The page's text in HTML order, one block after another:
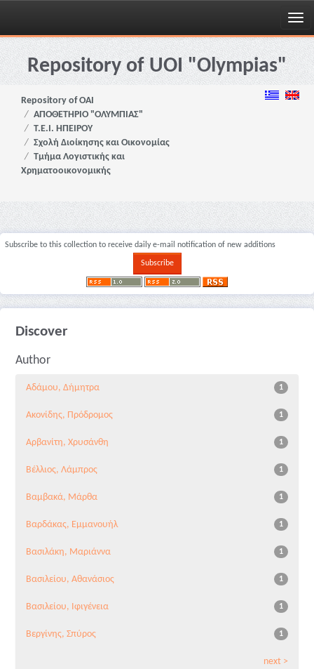
Skip
navigationRepository of UOI "Olympias"
Repository of OAI
ΑΠΟΘΕΤΗΡΙΟ "ΟΛΥΜΠΙΑΣ"
Τ.Ε.Ι. ΗΠΕΙΡΟΥ
Σχολή Διοίκησης και Οικονομίας
Τμήμα Λογιστικής και
Χρηματοοικονομικής
Subscribe to this collection to receive daily e-mail notification of new additions
Discover
Author
1
Αδάμου, Δήμητρα
1
Ακονίδης, Πρόδρομος
1
Αρβανίτη, Χρυσάνθη
1
Βέλλιος, Λάμπρος
1
Βαμβακά, Μάρθα
1
Βαρδάκας, Εμμανουήλ
1
Βασιλάκη, Μαριάννα
1
Βασιλείου, Αθανάσιος
1
Βασιλείου, Ιφιγένεια
1
Βεργίνης, Σπύρος
next >